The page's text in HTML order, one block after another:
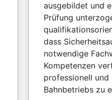
ausgebildet und
Prüfung
dass
notwendige
Kompetenzen
professionell und
Bahnbetriebs zu